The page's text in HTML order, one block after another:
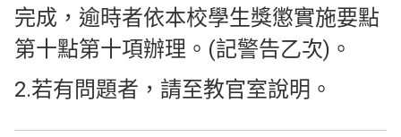
完成，逾時者依本校學生獎懲實施要點
第十點第十項辦理。(記警告乙次)。
2.若有問題者，請至教官室說明。